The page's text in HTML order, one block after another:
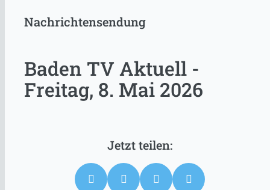
Nachrichtensendung
Baden TV Aktuell -
Freitag, 8. Mai 2026